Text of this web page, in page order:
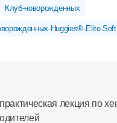
Клуб-новорожденных
Huggies®-Elite-Soft